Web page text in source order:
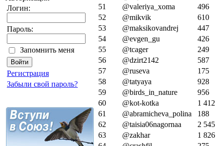
Логин:
Пароль:
Запомнить меня
Регистрация
Забыли свой пароль?
51
@valeriya_xoma
496
52
@mikvik
610
53
@maksikovandrej
447
54
@evgen_gu
426
55
@tcager
249
56
@dzirt2142
587
57
@ruseva
175
58
@tatyaya
928
59
@birds_in_nature
956
60
@kot-kotka
1 412
61
@abramicheva_polina
188
62
@taisia06nagornaa
2 545
63
@zakhar
1 826